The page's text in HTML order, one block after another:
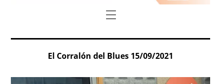
Menu
El Corralón del Blues 15/09/2021